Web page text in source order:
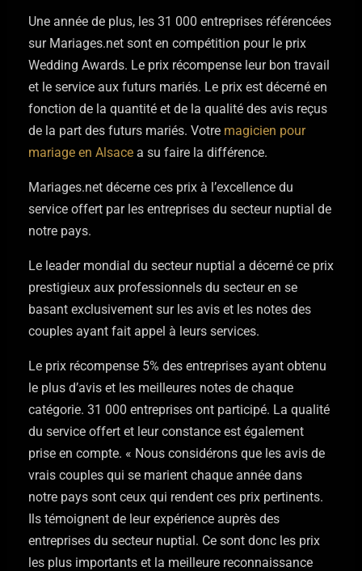
Une année de plus, les 31 000 entreprises référencées
sur Mariages.net sont en compétition pour le prix
Wedding Awards. Le prix récompense leur bon travail
et le service aux futurs mariés. Le prix est décerné en
fonction de la quantité et de la qualité des avis reçus
de la part des futurs mariés. Votre magicien pour
mariage en Alsacea su faire la différence.
Mariages.net décerne ces prix à l’excellence du
service offert par les entreprises du secteur nuptial de
notre pays.
Le leader mondial du secteur nuptial a décerné ce prix
prestigieux aux professionnels du secteur en se
basant exclusivement sur les avis et les notes des
couples ayant fait appel à leurs services.
Le prix récompense 5% des entreprises ayant obtenu
le plus d’avis et les meilleures notes de chaque
catégorie. 31 000 entreprises ont participé. La qualité
du service offert et leur constance est également
prise en compte. « Nous considérons que les avis de
vrais couples qui se marient chaque année dans
notre pays sont ceux qui rendent ces prix pertinents.
Ils témoignent de leur expérience auprès des
entreprises du secteur nuptial. Ce sont donc les prix
les plus importants et la meilleure reconnaissance